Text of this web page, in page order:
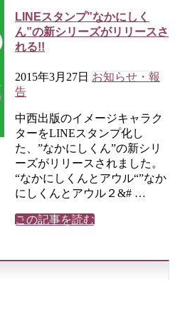
LINEスタンプ”なかにしく
ん”の新シリーズがリリースさ
れる!!
2015年3月27日 お知らせ・報
告
中西出版のイメージキャラク
ターをLINEスタンプ化し
た、”なかにしくん”の新シリ
ーズがリリースされました。
“なかにしくんとアウル“”なか
にしくんとアウル２&# …
この記事を読む